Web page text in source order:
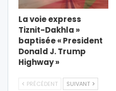
La voie express
Tiznit-Dakhla »
baptisée « President
Donald J. Trump
Highway »
PRÉCÉDENT SUIVANT